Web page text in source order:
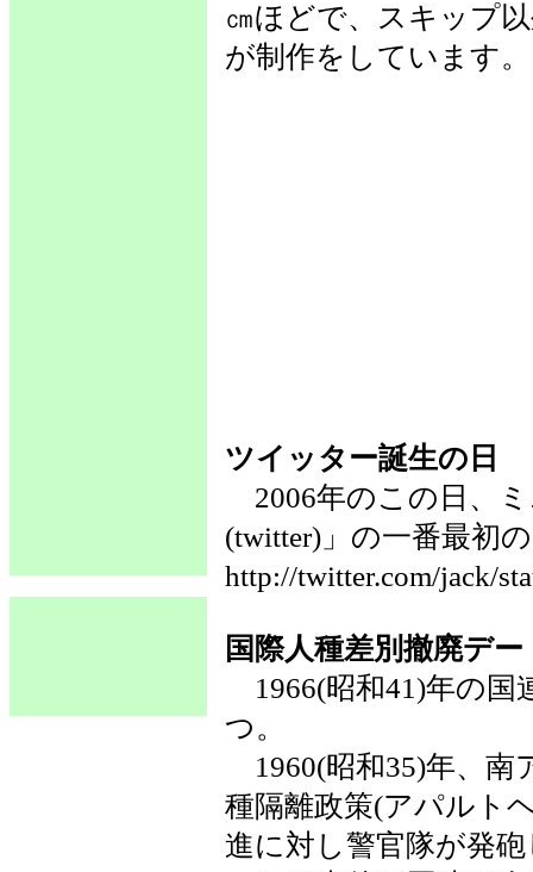
㎝ほどで、スキップ
が制作をしています。
ツイッター誕生の日
2006年のこの日、
(twitter)」の一番最初
http://twitter.com/jack/
国際人種差別撤廃デー
1966(昭和41)年の国
つ。
1960(昭和35)年、南
種隔離政策(アパルト
進に対し警官隊が発